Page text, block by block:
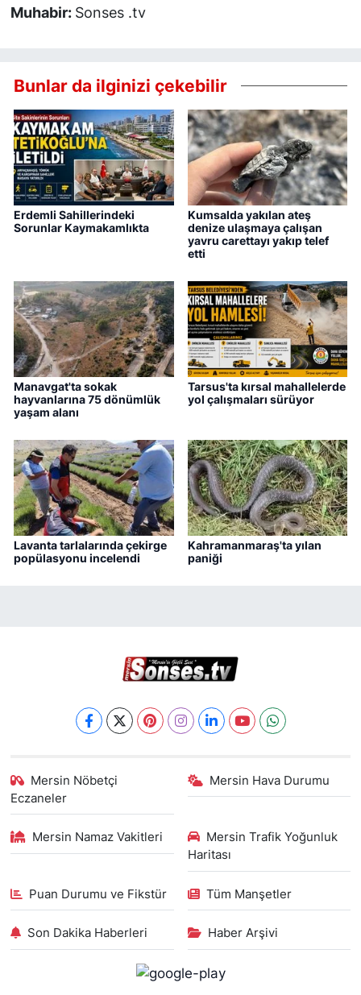
Muhabir: Sonses .tv
Bunlar da ilginizi çekebilir
Erdemli Sahillerindeki
Sorunlar Kaymakamlıkta
Kumsalda yakılan ateş
denize ulaşmaya çalışan
yavru carettayı yakıp telef
etti
Manavgat'ta sokak
hayvanlarına 75 dönümlük
yaşam alanı
Tarsus'ta kırsal mahallelerde
yol çalışmaları sürüyor
Lavanta tarlalarında çekirge
popülasyonu incelendi
Kahramanmaraş'ta yılan
paniği
Mersin Nöbetçi
Eczaneler
Mersin Hava Durumu
Mersin Namaz Vakitleri
Mersin Trafik Yoğunluk
Haritası
Puan Durumu ve Fikstür Tüm Manşetler
Son Dakika Haberleri Haber Arşivi